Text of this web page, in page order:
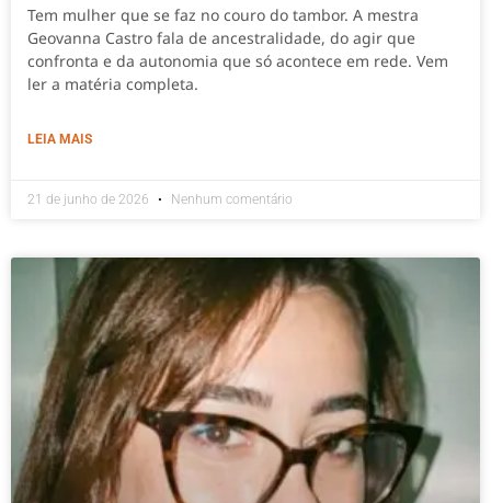
Tem mulher que se faz no couro do tambor. A mestra
Geovanna Castro fala de ancestralidade, do agir que
confronta e da autonomia que só acontece em rede. Vem
ler a matéria completa.
LEIA MAIS
21 de junho de 2026 Nenhum comentário